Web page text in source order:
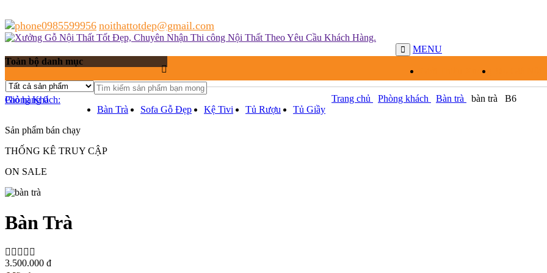
0985599956 noithattotdep@gmail.com
MENU
Giới Thiệu Xưởng Báo Giá Nội
Toàn bộ danh mục
Giỏ hàng 0
Phòng Khách:
Bàn Trà
Sofa Gỗ Đẹp Kệ Tivi Tủ Rượu Tủ Giầy
Trang chủ Phòng khách Bàn trà bàn trà B6
Sản phẩm bán chạy
THỐNG KÊ TRUY CẬP
ON SALE
Bàn Trà
3.500.000 đ